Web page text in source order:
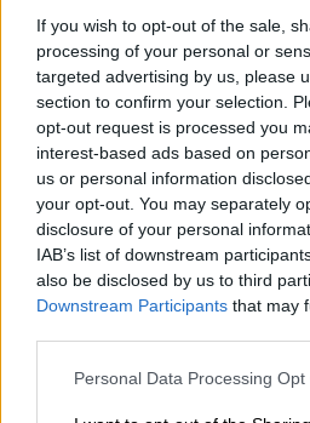
If you wish to opt-out of the sale,
processing of your personal or
targeted advertising by us, please
section to confirm your selection.
opt-out request is processed you
interest-based ads based on
us or personal information
your opt-out. You may separately
disclosure of your personal
IAB’s list of downstream
also be disclosed by us to third
Downstream Participants that may
Personal Data Processing Opt
Μ. Χαρακόπουλος: Ο ΕΛΓΑ
εντάξει σε ΚΟΕ τα βιολογικά
08/08/2026 , 19:16
Ξεκίνησε ο φωτογραφικός
«TLOUPAS PATH 2026»
08/08/2026 , 18:59
αδειοδωρόσημο Αυγούστου